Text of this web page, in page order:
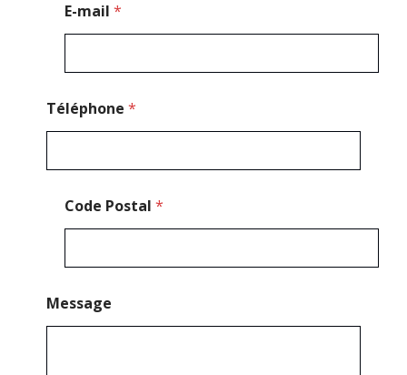
E-mail *
Téléphone *
Code Postal *
Message